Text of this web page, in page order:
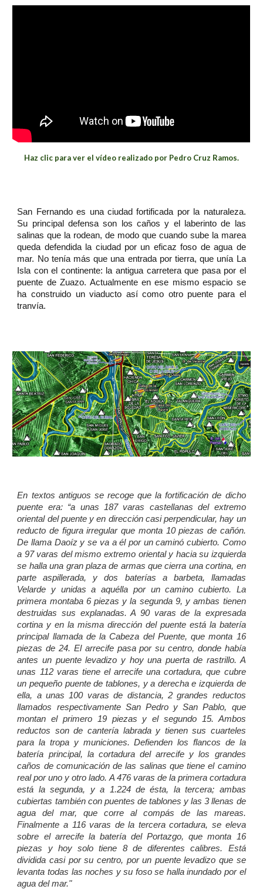
Haz clic para ver el vídeo realizado por Pedro Cruz Ramos.
San Fernando es una ciudad fortificada por la naturaleza.
Su principal defensa son los caños y el laberinto de las
salinas que la rodean, de modo que cuando sube la marea
queda defendida la ciudad por un eficaz foso de agua de
mar. No tenía más que una entrada por tierra, que unía La
Isla con el continente: la antigua carretera que pasa por el
puente de Zuazo. Actualmente en ese mismo espacio se
ha construido un viaducto así como otro puente para el
tranvía.
En textos antiguos se recoge que la fortificación de dicho
puente era: “a unas 187 varas castellanas del extremo
oriental del puente y en dirección casi perpendicular, hay un
reducto de figura irregular que monta 10 piezas de cañón.
De llama Daoíz y se va a él por un caminó cubierto. Como
a 97 varas del mismo extremo oriental y hacia su izquierda
se halla una gran plaza de armas que cierra una cortina, en
parte aspillerada, y dos baterías a barbeta, llamadas
Velarde y unidas a aquélla por un camino cubierto. La
primera montaba 6 piezas y la segunda 9, y ambas tienen
destruidas sus explanadas. A 90 varas de la expresada
cortina y en la misma dirección del puente está la batería
principal llamada de la Cabeza del Puente, que monta 16
piezas de 24. El arrecife pasa por su centro, donde había
antes un puente levadizo y hoy una puerta de rastrillo. A
unas 112 varas tiene el arrecife una cortadura, que cubre
un pequeño puente de tablones, y a derecha e izquierda de
ella, a unas 100 varas de distancia, 2 grandes reductos
llamados respectivamente San Pedro y San Pablo, que
montan el primero 19 piezas y el segundo 15. Ambos
reductos son de cantería labrada y tienen sus cuarteles
para la tropa y municiones. Defienden los flancos de la
batería principal, la cortadura del arrecife y los grandes
caños de comunicación de las salinas que tiene el camino
real por uno y otro lado. A 476 varas de la primera cortadura
está la segunda, y a 1.224 de ésta, la tercera; ambas
cubiertas también con puentes de tablones y las 3 llenas de
agua del mar, que corre al compás de las mareas.
Finalmente a 116 varas de la tercera cortadura, se eleva
sobre el arrecife la batería del Portazgo, que monta 16
piezas y hoy solo tiene 8 de diferentes calibres. Está
dividida casi por su centro, por un puente levadizo que se
levanta todas las noches y su foso se halla inundado por el
agua del mar."